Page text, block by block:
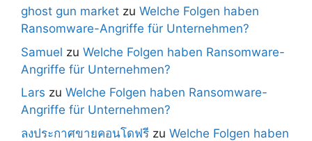
ghost gun market zu Welche Folgen haben
Ransomware-Angriffe für Unternehmen?
Samuel zu Welche Folgen haben Ransomware-
Angriffe für Unternehmen?
Lars zu Welche Folgen haben Ransomware-
Angriffe für Unternehmen?
ลงประกาศขายคอนโดฟรี zu Welche Folgen haben